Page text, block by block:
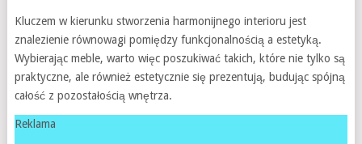
Kluczem w kierunku stworzenia harmonijnego interioru jest
znalezienie równowagi pomiędzy funkcjonalnością a estetyką.
Wybierając meble, warto więc poszukiwać takich, które nie tylko są
praktyczne, ale również estetycznie się prezentują, budując spójną
całość z pozostałością wnętrza.
Reklama